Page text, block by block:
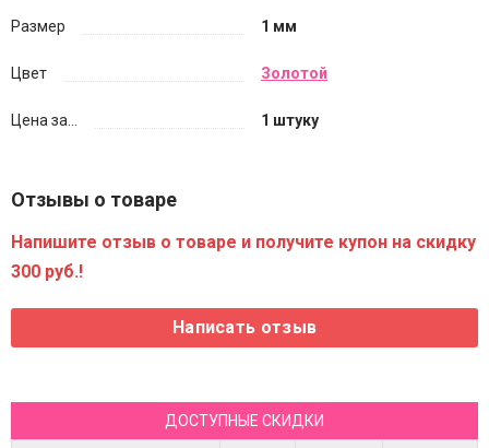
Размер 1 мм
Цвет Золотой
Цена за... 1 штуку
Отзывы о товаре
Напишите отзыв о товаре и получите купон на скидку
300 руб.!
ДОСТУПНЫЕ СКИДКИ